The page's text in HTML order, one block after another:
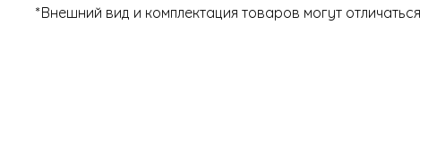
*Внешний вид и комплектация товаров могут отличаться